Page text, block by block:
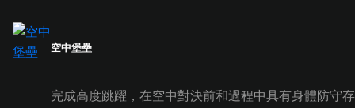
空中堡壘
完成高度跳躍，在空中對決前和過程中具有身體防守